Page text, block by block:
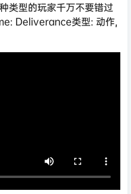
类型的玩家千万不要错过
Deliverance类型: 动作,